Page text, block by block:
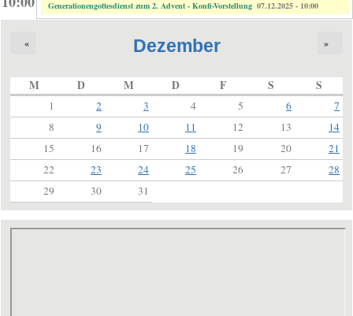
Generationengottesdienst zum 2. Advent - Konfi-Vorstellung 07.12.2025 - 10:00
Dezember
« »
M D M D F S S
1 2 3 4 5 6
7
8
9 10 11 12 13
14
15
16 17 18 19 20
21
22
23 24 25 26 27
28
29
30 31